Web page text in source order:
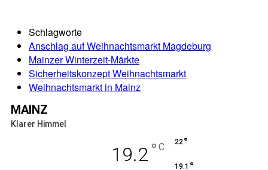
Schlagworte
Anschlag auf Weihnachtsmarkt Magdeburg
Mainzer Winterzeit-Märkte
Sicherheitskonzept Weihnachtsmarkt
Weihnachtsmarkt in Mainz
MAINZ
Klarer Himmel
19.2 ° C 22°
19.1 °